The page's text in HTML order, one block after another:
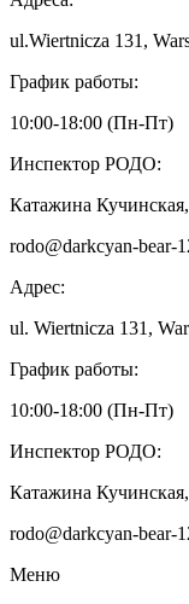
ul.Wiertnicza 131,
График работы:
10:00-18:00 (Пн-Пт)
Инспектор РОДО:
Катажина Кучинская,
rodo@darkcyan-bear-
Адрес:
ul. Wiertnicza 131,
График работы:
10:00-18:00 (Пн-Пт)
Инспектор РОДО:
Катажина Кучинская,
rodo@darkcyan-bear-
Меню